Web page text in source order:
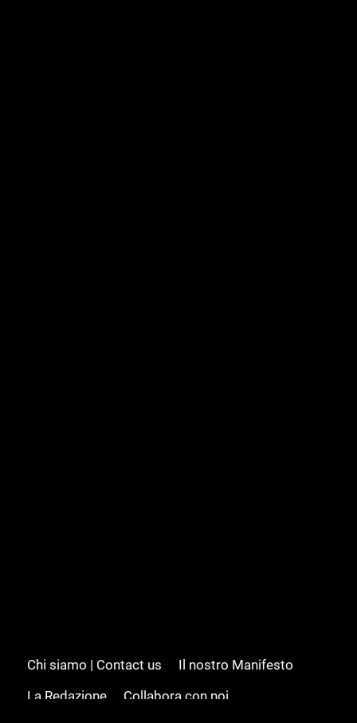
Chi siamo | Contact us
Il nostro Manifesto
La Redazione
Collabora con noi